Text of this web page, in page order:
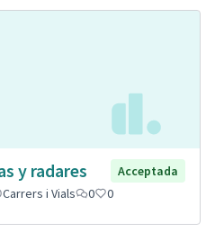
y radares
Acceptada
Carrers i Vials 0 0